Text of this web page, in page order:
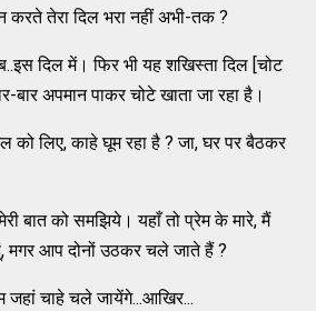
करते तेरा दिल भरा नहीं अभी-तक ?
दिल में। फिर भी यह शखिस्ता दिल [चोट
बार अपमान पाकर चोटे खाता जा रहा है।
को लिए, काहे घूम रहा है ? जा, घर पर बैठकर
बात को समझिये। यहाँ तो प्रेम के मारे, मैं
मगर आप दोनों उठकर चले जाते हैं ?
जहां चाहे चले जायेंगे...आखिर...